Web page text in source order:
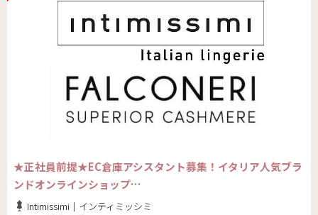
★正社員前提★EC倉庫アシスタント募集！イタリア人気ブラ
ンドオンラインショップ…
Intimissimi｜インティミッシミ